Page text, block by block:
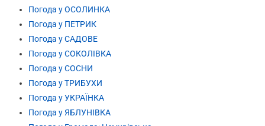
Погода у ОСОЛИНКА
Погода у ПЕТРИК
Погода у САДОВЕ
Погода у СОКОЛІВКА
Погода у СОСНИ
Погода у ТРИБУХИ
Погода у УКРАЇНКА
Погода у ЯБЛУНІВКА